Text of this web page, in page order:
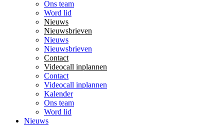
Ons team
Word lid
Nieuws
Nieuwsbrieven
Nieuws
Nieuwsbrieven
Contact
Videocall inplannen
Contact
Videocall inplannen
Kalender
Ons team
Word lid
Nieuws